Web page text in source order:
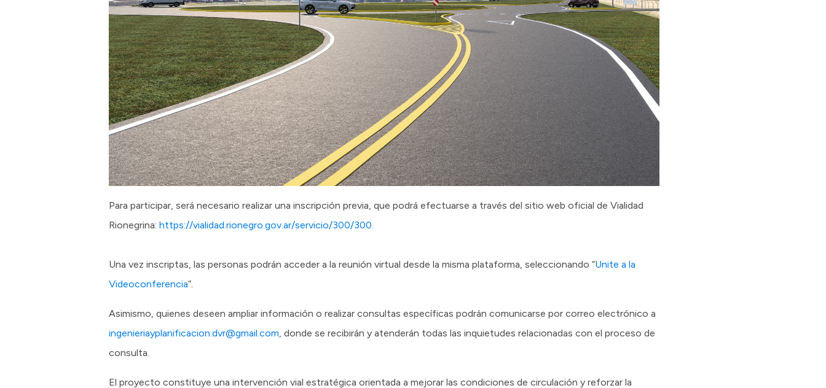
Para participar, será necesario realizar una inscripción previa, que podrá efectuarse a través del sitio web oficial de Vialidad
Rionegrina: https://vialidad.rionegro.gov.ar/servicio/300/300.
Una vez inscriptas, las personas podrán acceder a la reunión virtual desde la misma plataforma, seleccionando “Unite a la
Videoconferencia”.
Asimismo, quienes deseen ampliar información o realizar consultas específicas podrán comunicarse por correo electrónico a
ingenieriayplanificacion.dvr@gmail.com, donde se recibirán y atenderán todas las inquietudes relacionadas con el proceso de
consulta.
El proyecto constituye una intervención vial estratégica orientada a mejorar las condiciones de circulación y reforzar la